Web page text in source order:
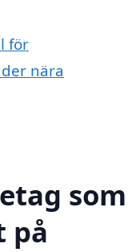
för
nära
som
på